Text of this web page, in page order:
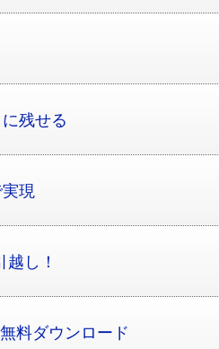
残せる
現
し！
料ダウンロード